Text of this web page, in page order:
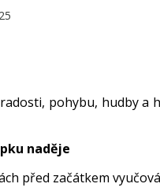
pohybu, hudby a
naděje
před začátkem